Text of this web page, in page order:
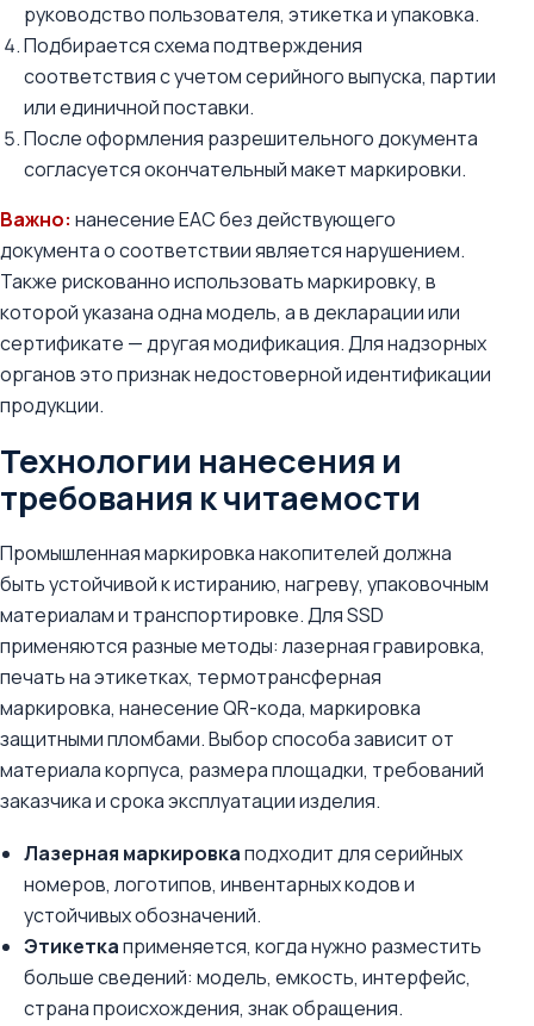
руководство пользователя, этикетка и упаковка.
Подбирается схема подтверждения
соответствия с учетом серийного выпуска, партии
или единичной поставки.
После оформления разрешительного документа
согласуется окончательный макет маркировки.
Важно: нанесение ЕАС без действующего
документа о соответствии является нарушением.
Также рискованно использовать маркировку, в
которой указана одна модель, а в декларации или
сертификате — другая модификация. Для надзорных
органов это признак недостоверной идентификации
продукции.
Технологии нанесения и
требования к читаемости
Промышленная маркировка накопителей должна
быть устойчивой к истиранию, нагреву, упаковочным
материалам и транспортировке. Для SSD
применяются разные методы: лазерная гравировка,
печать на этикетках, термотрансферная
маркировка, нанесение QR-кода, маркировка
защитными пломбами. Выбор способа зависит от
материала корпуса, размера площадки, требований
заказчика и срока эксплуатации изделия.
Лазерная маркировкаподходит для серийных
номеров, логотипов, инвентарных кодов и
устойчивых обозначений.
Этикеткаприменяется, когда нужно разместить
больше сведений: модель, емкость, интерфейс,
страна происхождения, знак обращения.